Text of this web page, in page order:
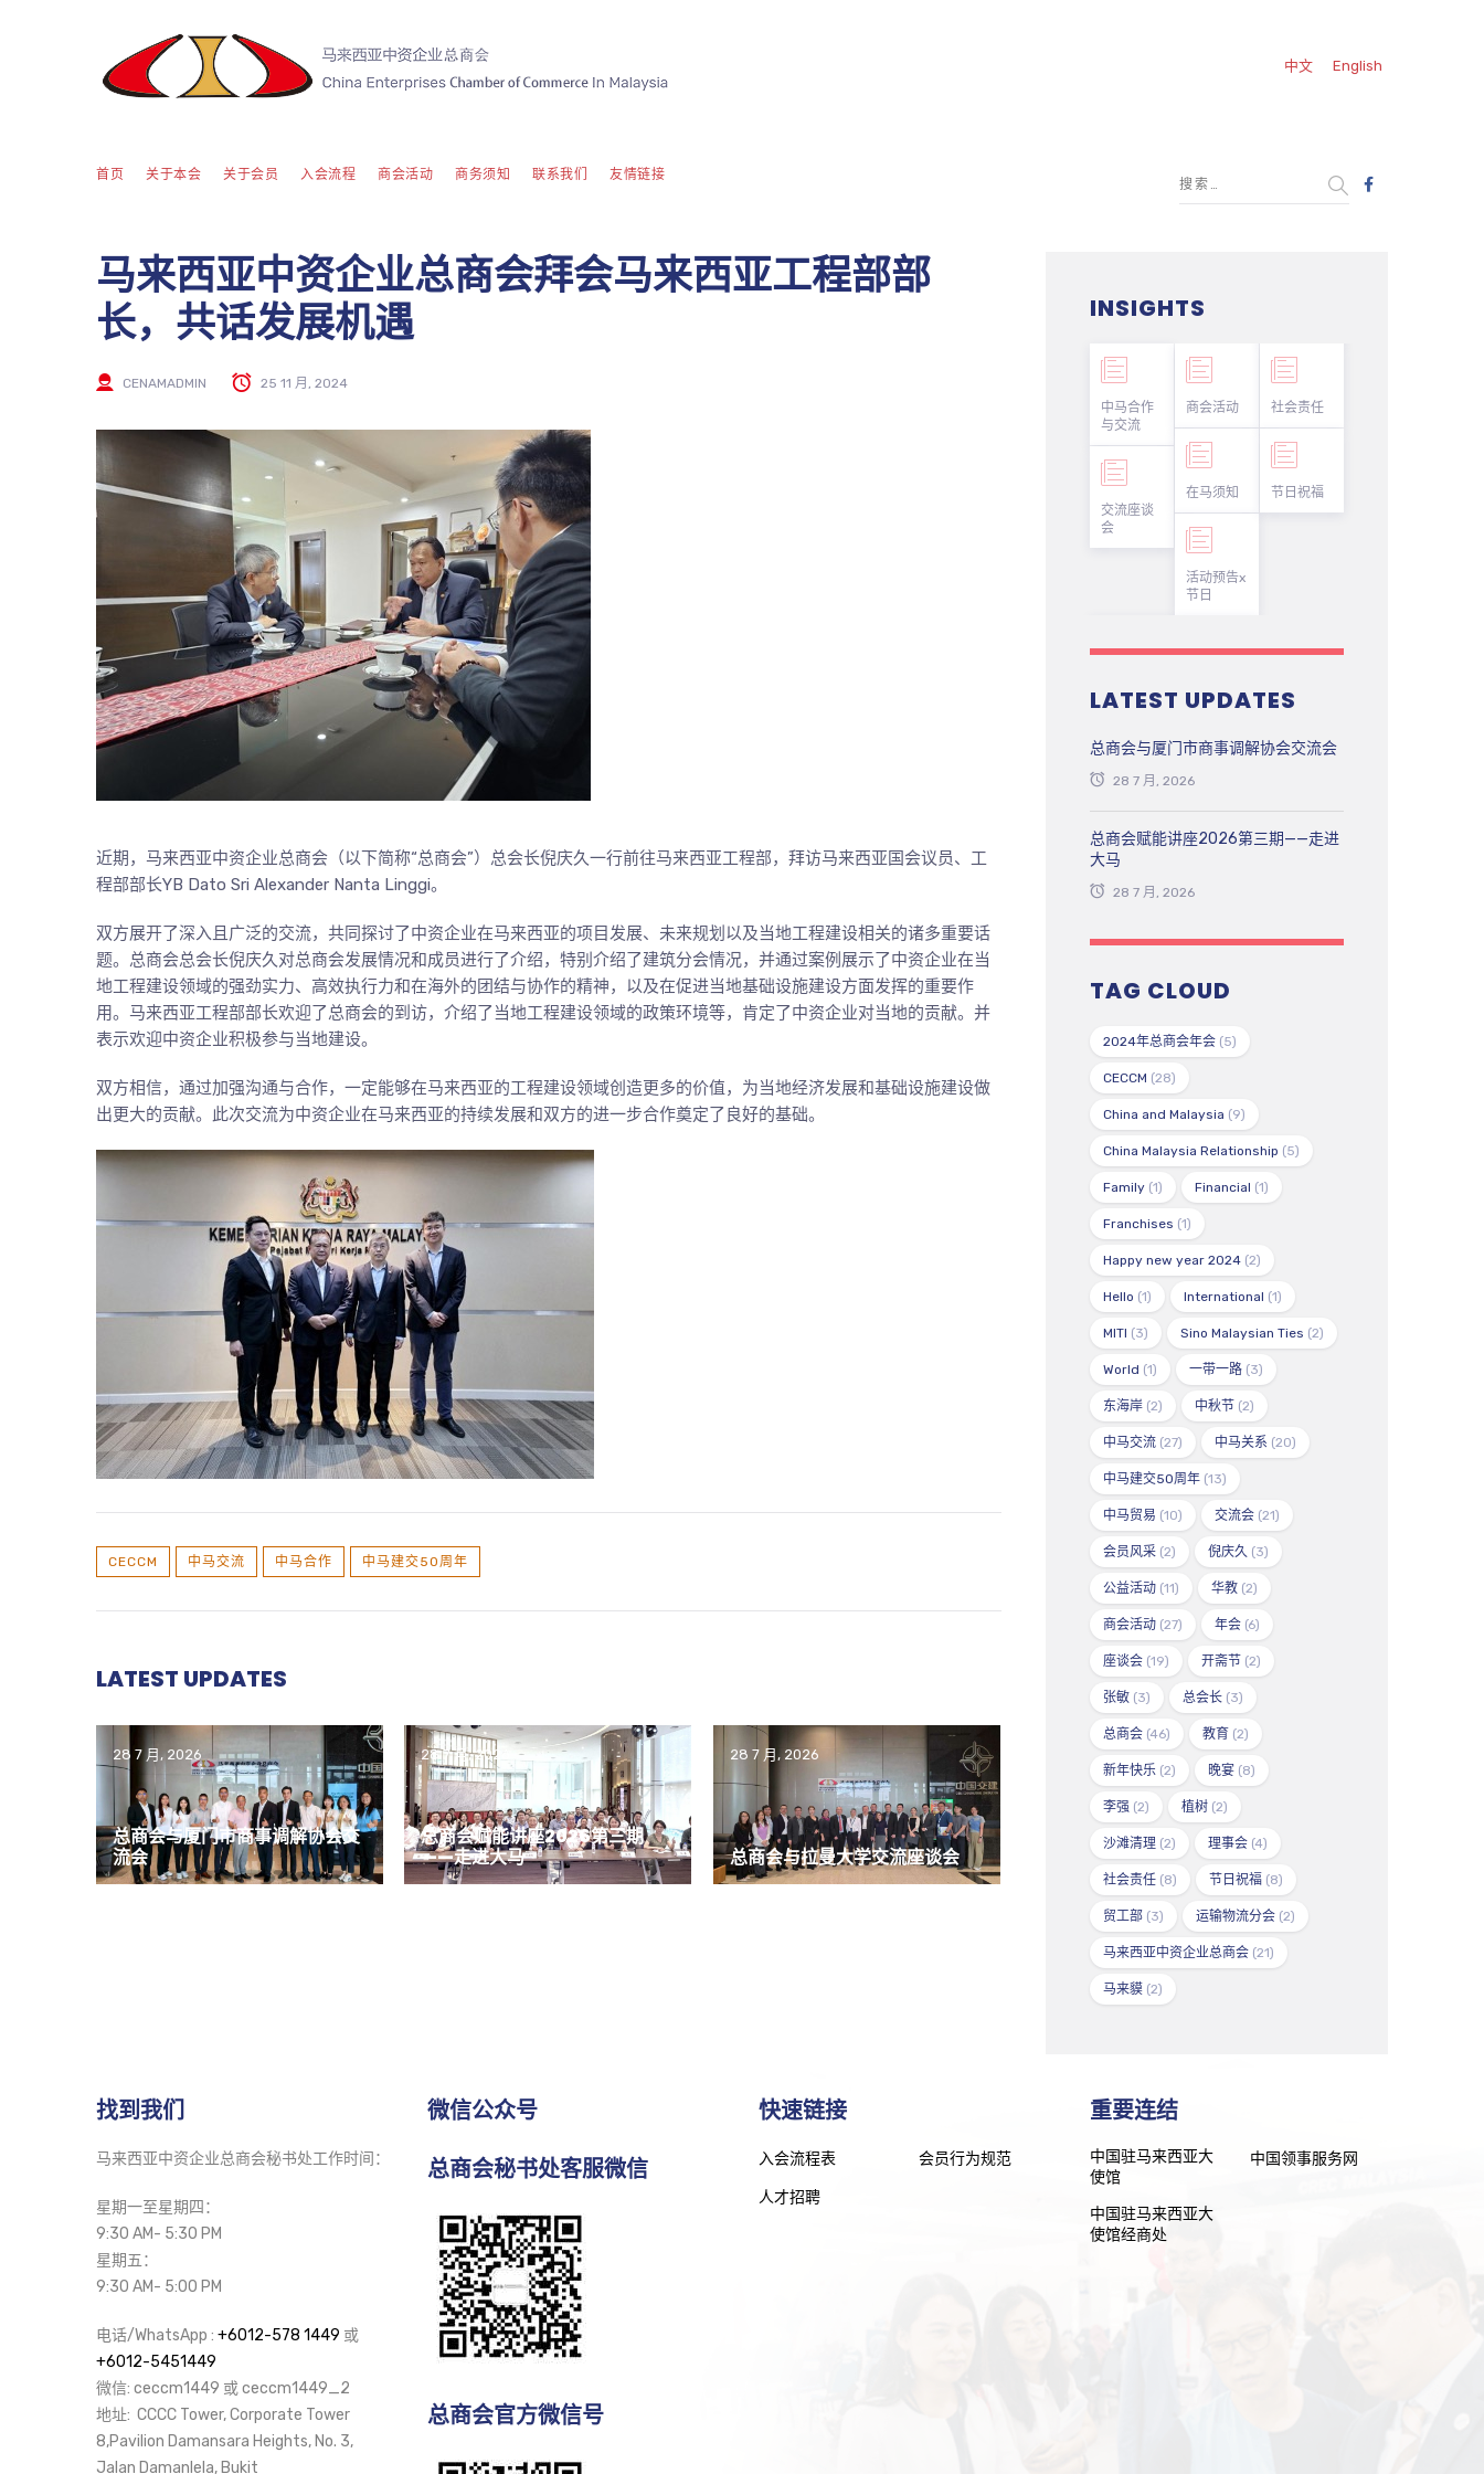
中文 English
首页 关于本会 关于会员 入会流程 商会活动 商务须知 联系我们 友情链接
马来西亚中资企业总商会拜会马来西亚工程部部
长，共话发展机遇
CENAMADMIN 25 11 月, 2024
近期，马来西亚中资企业总商会（以下简称“总商会”）总会长倪庆久一行前往马来西亚工程部，拜访马来西亚国会议员、工
程部部长YB Dato Sri Alexander Nanta Linggi。
双方展开了深入且广泛的交流，共同探讨了中资企业在马来西亚的项目发展、未来规划以及当地工程建设相关的诸多重要话
题。总商会总会长倪庆久对总商会发展情况和成员进行了介绍，特别介绍了建筑分会情况，并通过案例展示了中资企业在当
地工程建设领域的强劲实力、高效执行力和在海外的团结与协作的精神，以及在促进当地基础设施建设方面发挥的重要作
用。马来西亚工程部部长欢迎了总商会的到访，介绍了当地工程建设领域的政策环境等，肯定了中资企业对当地的贡献。并
表示欢迎中资企业积极参与当地建设。
双方相信，通过加强沟通与合作，一定能够在马来西亚的工程建设领域创造更多的价值，为当地经济发展和基础设施建设做
出更大的贡献。此次交流为中资企业在马来西亚的持续发展和双方的进一步合作奠定了良好的基础。
CECCM 中马交流 中马合作 中马建交50周年
LATEST UPDATES
28 7 月, 2026
总商会与厦门市商事调解协会交
流会
28 7 月, 2026
总商会赋能讲座2026第三期
——走进大马
28 7 月, 2026
总商会与拉曼大学交流座谈会
INSIGHTS
中马合作
与交流
交流座谈
会
商会活动
在马须知
活动预告x
节日
社会责任
节日祝福
LATEST UPDATES
总商会与厦门市商事调解协会交流会
28 7 月, 2026
总商会赋能讲座2026第三期——走进
大马
28 7 月, 2026
TAG CLOUD
2024年总商会年会 (5)
CECCM (28)
China and Malaysia (9)
China Malaysia Relationship (5)
Family (1) Financial (1)
Franchises (1)
Happy new year 2024 (2)
Hello (1) International (1)
MITI (3) Sino Malaysian Ties (2)
World (1) 一带一路 (3)
东海岸 (2) 中秋节 (2)
中马交流 (27) 中马关系 (20)
中马建交50周年 (13)
中马贸易 (10) 交流会 (21)
会员风采 (2) 倪庆久 (3)
公益活动 (11) 华教 (2)
商会活动 (27) 年会 (6)
座谈会 (19) 开斋节 (2)
张敏 (3) 总会长 (3)
总商会 (46) 教育 (2)
新年快乐 (2) 晚宴 (8)
李强 (2) 植树 (2)
沙滩清理 (2) 理事会 (4)
社会责任 (8) 节日祝福 (8)
贸工部 (3) 运输物流分会 (2)
马来西亚中资企业总商会 (21)
马来貘 (2)
找到我们
马来西亚中资企业总商会秘书处工作时间：
星期一至星期四：
9:30 AM- 5:30 PM
星期五：
9:30 AM- 5:00 PM
电话/WhatsApp : +6012-578 1449 或
+6012-5451449
微信: ceccm1449 或 ceccm1449_2
地址: CCCC Tower, Corporate Tower
8,Pavilion Damansara Heights, No. 3,
Jalan Damanlela, Bukit
微信公众号
总商会秘书处客服微信
总商会官方微信号
快速链接
入会流程表 会员行为规范
人才招聘
重要连结
中国驻马来西亚大
使馆
中国领事服务网
中国驻马来西亚大
使馆经商处